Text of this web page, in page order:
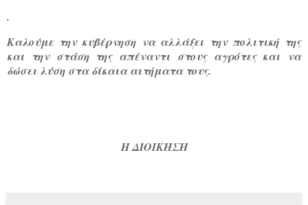
.
Καλούμε την κυβέρνηση να αλλάξει την πολιτική της
και την στάση της απέναντι στους αγρότες και να
δώσει λύση στα δίκαια αιτήματα τους.
Η ΔΙΟΙΚΗΣΗ